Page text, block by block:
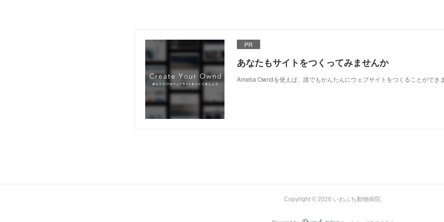
PR
あなたもサイトをつくってみませんか
Ameba Owndを使えば、誰でもかんたんにウェブサイトをつくることができ
Copyright © 2026 いわぶち動物病院.